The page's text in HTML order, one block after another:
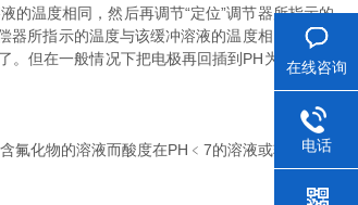
的温度相同，然后再调节“定位”调节器所指示的
所指示的温度与该缓冲溶液的温度相同。然后
。但在一般情况下把电极再回插到PH为7的档，
化物的溶液而酸度在PH﹤7的溶液或较浓的有
在线咨询
电话